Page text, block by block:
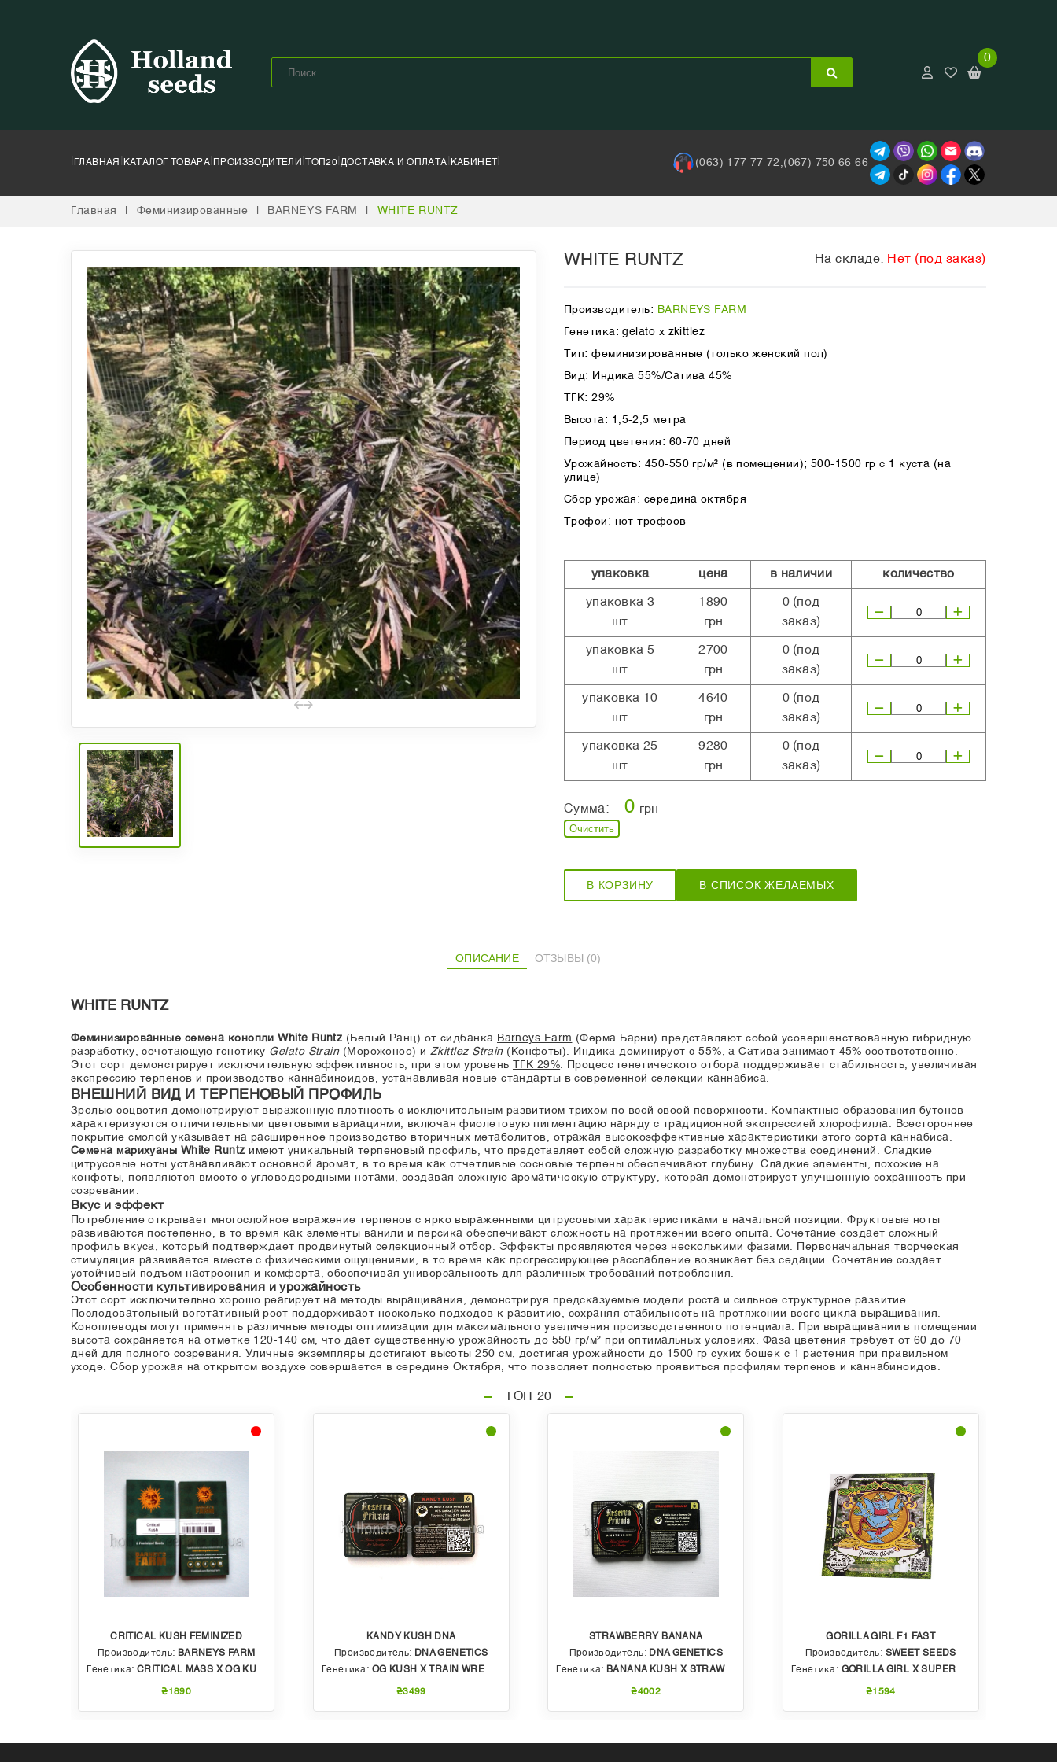
0
ГЛАВНАЯ КАТАЛОГ ТОВАРА ПРОИЗВОДИТЕЛИ | ТОП20 |ДОСТАВКА И ОПЛАТА КАБИНЕТ | (063) 177 77 72, (067) 750 66 66
Главная Феминизированные BARNEYS FARM WHITE RUNTZ
WHITE RUNTZ На складе: Нет (под заказ)
Производитель: BARNEYS FARM
Генетика: gelato x zkittlez
Тип: феминизированные (только женский пол)
Вид: Индика 55%/Сатива 45%
ТГК: 29%
Высота: 1,5-2,5 метра
Период цветения: 60-70 дней
Урожайность: 450-550 гр/м² (в помещении); 500-1500 гр с 1 куста (на
улице)
Сбор урожая: середина октября
Трофеи: нет трофеев
упаковка цена в наличии количество
упаковка 3
шт
1890
грн
0(под
заказ)
упаковка 5
шт
2700
грн
0(под
заказ)
упаковка 10
шт
4640
грн
0(под
заказ)
упаковка 25
шт
9280
грн
0(под
заказ)
Сумма: 0 грн
Очистить
В КОРЗИНУ В СПИСОК ЖЕЛАЕМЫХ
ОПИСАНИЕ ОТЗЫВЫ (0)
WHITE RUNTZ
Феминизированные семена конопли White Runtz (Белый Ранц) от сидбанка Barneys Farm (Ферма Барни) представляют собой усовершенствованную гибридную
разработку, сочетающую генетику Gelato Strain(Мороженое) иZkittlez Strain(Конфеты). Индика доминирует с 55%, аСатива занимает 45% соответственно.
Этот сорт демонстрирует исключительную эффективность, при этом уровень ТГК 29%. Процесс генетического отбора поддерживает стабильность, увеличивая
экспрессию терпенов и производство каннабиноидов, устанавливая новые стандарты в современной селекции каннабиса.
ВНЕШНИЙ ВИД И ТЕРПЕНОВЫЙ ПРОФИЛЬ
Зрелые соцветия демонстрируют выраженную плотность с исключительным развитием трихом по всей своей поверхности. Компактные образования бутонов
характеризуются отличительными цветовыми вариациями, включая фиолетовую пигментацию наряду с традиционной экспрессией хлорофилла. Всестороннее
покрытие смолой указывает на расширенное производство вторичных метаболитов, отражая высокоэффективные характеристики этого сорта каннабиса.
Семена марихуаны White Runtz имеют уникальный терпеновый профиль, что представляет собой сложную разработку множества соединений. Сладкие
цитрусовые ноты устанавливают основной аромат, в то время как отчетливые сосновые терпены обеспечивают глубину. Сладкие элементы, похожие на
конфеты, появляются вместе с углеводородными нотами, создавая сложную ароматическую структуру, которая демонстрирует улучшенную сохранность при
созревании.
Вкус и эффект
Потребление открывает многослойное выражение терпенов с ярко выраженными цитрусовыми характеристиками в начальной позиции. Фруктовые ноты
развиваются постепенно, в то время как элементы ванили и персика обеспечивают сложность на протяжении всего опыта. Сочетание создает сложный
профиль вкуса, который подтверждает продвинутый селекционный отбор. Эффекты проявляются через несколькими фазами. Первоначальная творческая
стимуляция развивается вместе с физическими ощущениями, в то время как прогрессирующее расслабление возникает без седации. Сочетание создает
устойчивый подъем настроения и комфорта, обеспечивая универсальность для различных требований потребления.
Особенности культивирования и урожайность
Этот сорт исключительно хорошо реагирует на методы выращивания, демонстрируя предсказуемые модели роста и сильное структурное развитие.
Последовательный вегетативный рост поддерживает несколько подходов к развитию, сохраняя стабильность на протяжении всего цикла выращивания.
Коноплеводы могут применять различные методы оптимизации для максимального увеличения производственного потенциала. При выращивании в помещении
высота сохраняется на отметке 120-140 см, что дает существенную урожайность до 550 гр/м² при оптимальных условиях. Фаза цветения требует от 60 до 70
дней для полного созревания. Уличные экземпляры достигают высоты 250 см, достигая урожайности до 1500 гр сухих бошек с 1 растения при правильном
уходе. Сбор урожая на открытом воздухе совершается в середине Октября, что позволяет полностью проявиться профилям терпенов и каннабиноидов.
ТОП 20
CRITICAL KUSH FEMINIZED
Производитель: BARNEYS FARM
Генетика:CRITICAL MASS X OG KUSH
₴1890
KANDY KUSH DNA
Производитель: DNA GENETICS
Генетика: OG KUSH X TRAIN WRECK (T4)
₴3499
STRAWBERRY BANANA
Производитель: DNA GENETICS
Генетика: BANANA KUSH X STRAWBERRY PHENO OF BUBBLE GUM
₴4002
GORILLA GIRL F1 FAST
Производитель: SWEET SEEDS
Генетика: GORILLA GIRL X SUPER STRONG X SWEET GELATO AUTO
₴1594